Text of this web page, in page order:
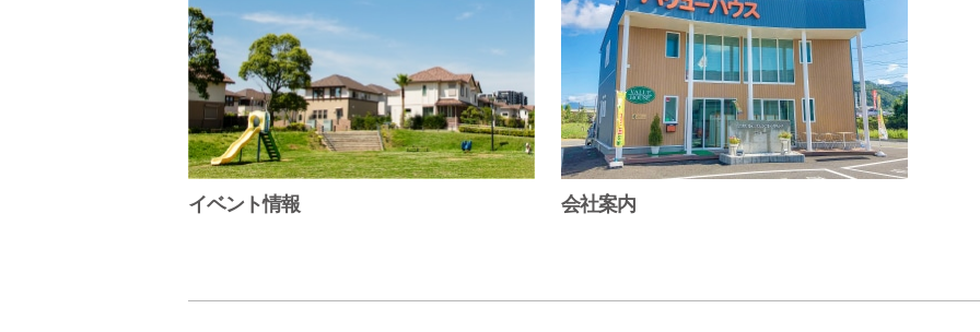
イベント情報 会社案内